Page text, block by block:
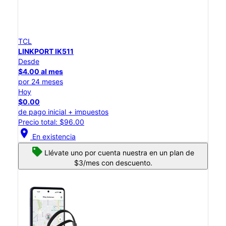
TCL
LINKPORT IK511
Desde
$4.00 al mes
por 24 meses
Hoy
$0.00
de pago inicial + impuestos
Precio total: $96.00
location_on En existencia
Llévate uno por cuenta nuestra en un plan de
$3/mes con descuento.